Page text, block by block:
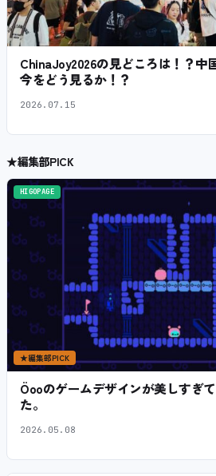
ChinaJoy2026の見どころは！？中
今をどう見るか！？
2026.07.15
★編集部PICK
HIGOPAGE
★編集部PICK
Öooのゲームデザインが美しすぎ
た。
2026.05.08